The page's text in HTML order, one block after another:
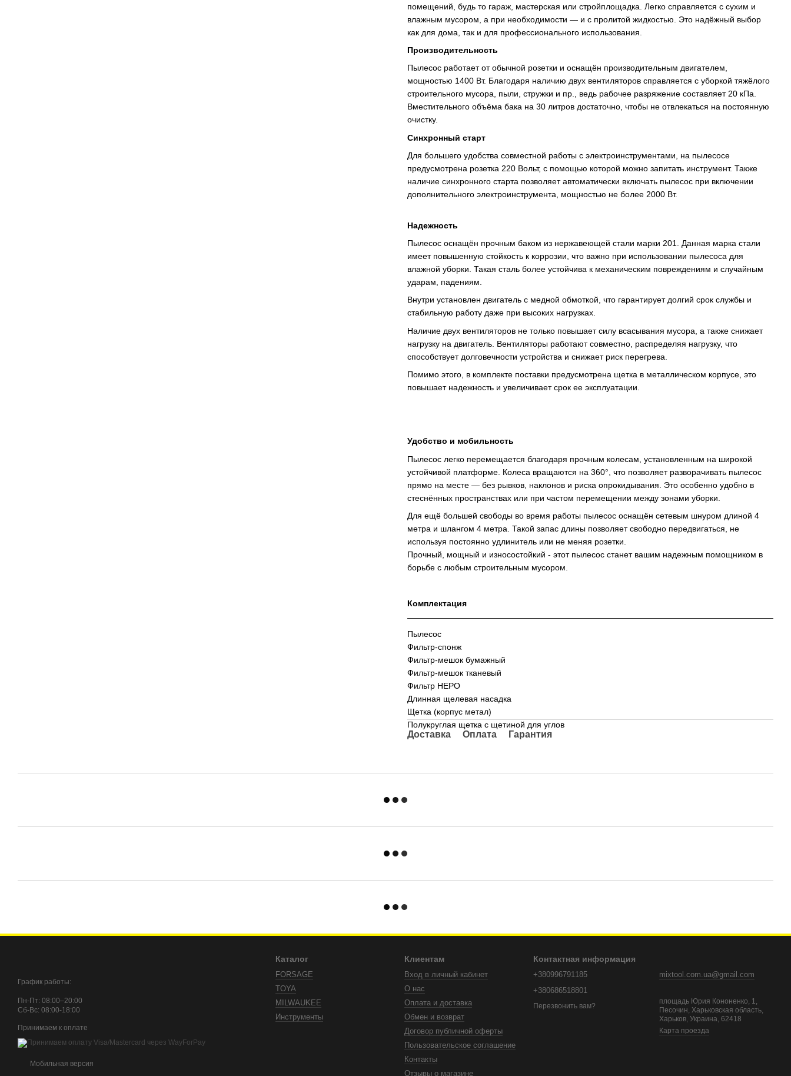
помещений, будь то гараж, мастерская или стройплощадка. Легко справляется с сухим и
влажным мусором, а при необходимости — и с пролитой жидкостью. Это надёжный выбор
как для дома, так и для профессионального использования.
Производительность
Пылесос работает от обычной розетки и оснащён производительным двигателем,
мощностью 1400 Вт. Благодаря наличию двух вентиляторов справляется с уборкой тяжёлого
строительного мусора, пыли, стружки и пр., ведь рабочее разряжение составляет 20 кПа.
Вместительного объёма бака на 30 литров достаточно, чтобы не отвлекаться на постоянную
очистку.
Синхронный старт
Для большего удобства совместной работы с электроинструментами, на пылесосе
предусмотрена розетка 220 Вольт, с помощью которой можно запитать инструмент. Также
наличие синхронного старта позволяет автоматически включать пылесос при включении
дополнительного электроинструмента, мощностью не более 2000 Вт.
Надежность
Пылесос оснащён прочным баком из нержавеющей стали марки 201. Данная марка стали
имеет повышенную стойкость к коррозии, что важно при использовании пылесоса для
влажной уборки. Такая сталь более устойчива к механическим повреждениям и случайным
ударам, падениям.
Внутри установлен двигатель с медной обмоткой, что гарантирует долгий срок службы и
стабильную работу даже при высоких нагрузках.
Наличие двух вентиляторов не только повышает силу всасывания мусора, а также снижает
нагрузку на двигатель. Вентиляторы работают совместно, распределяя нагрузку, что
способствует долговечности устройства и снижает риск перегрева.
Помимо этого, в комплекте поставки предусмотрена щетка в металлическом корпусе, это
повышает надежность и увеличивает срок ее эксплуатации.
Удобство и мобильность
Пылесос легко перемещается благодаря прочным колесам, установленным на широкой
устойчивой платформе. Колеса вращаются на 360°, что позволяет разворачивать пылесос
прямо на месте — без рывков, наклонов и риска опрокидывания. Это особенно удобно в
стеснённых пространствах или при частом перемещении между зонами уборки.
Для ещё большей свободы во время работы пылесос оснащён сетевым шнуром длиной 4
метра и шлангом 4 метра. Такой запас длины позволяет свободно передвигаться, не
используя постоянно удлинитель или не меняя розетки.
Прочный, мощный и износостойкий - этот пылесос станет вашим надежным помощником в
борьбе с любым строительным мусором.
Комплектация
Пылесос
Фильтр-спонж
Фильтр-мешок бумажный
Фильтр-мешок тканевый
Фильтр HEPO
Длинная щелевая насадка
Щетка (корпус метал)
Полукруглая щетка с щетиной для углов
Доставка Оплата Гарантия
График работы:
Пн-Пт: 08:00–20:00
Сб-Вc: 08:00-18:00
Принимаем к оплате
Мобильная версия
Каталог
FORSAGE
TOYA
MILWAUKEE
Инструменты
Клиентам
Вход в личный кабинет
О нас
Оплата и доставка
Обмен и возврат
Договор публичной оферты
Пользовательское соглашение
Контакты
Отзывы о магазине
Контактная информация
+380996791185
+380686518801
Перезвонить вам?
mixtool.com.ua@gmail.com
площадь Юрия Кононенко, 1,
Песочин, Харьковская область,
Харьков, Украина, 62418
Карта проезда